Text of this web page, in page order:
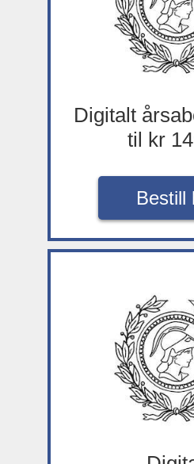
Digitalt
til kr
Bestill